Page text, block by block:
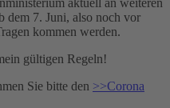
dem 7. Juni, also noch vor
kommen werden.
gültigen Regeln!
Sie bitte den >>Corona